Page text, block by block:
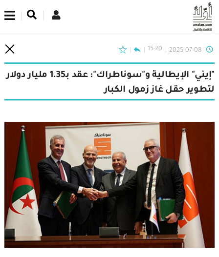
2025-07-08
15:20
"إيني" الإيطالية و"سوناطراك": عقد بـ1.35 مليار دولار
لتطوير حقل غاز زمول الكبار
اشترك في نشرتنا الإخبارية